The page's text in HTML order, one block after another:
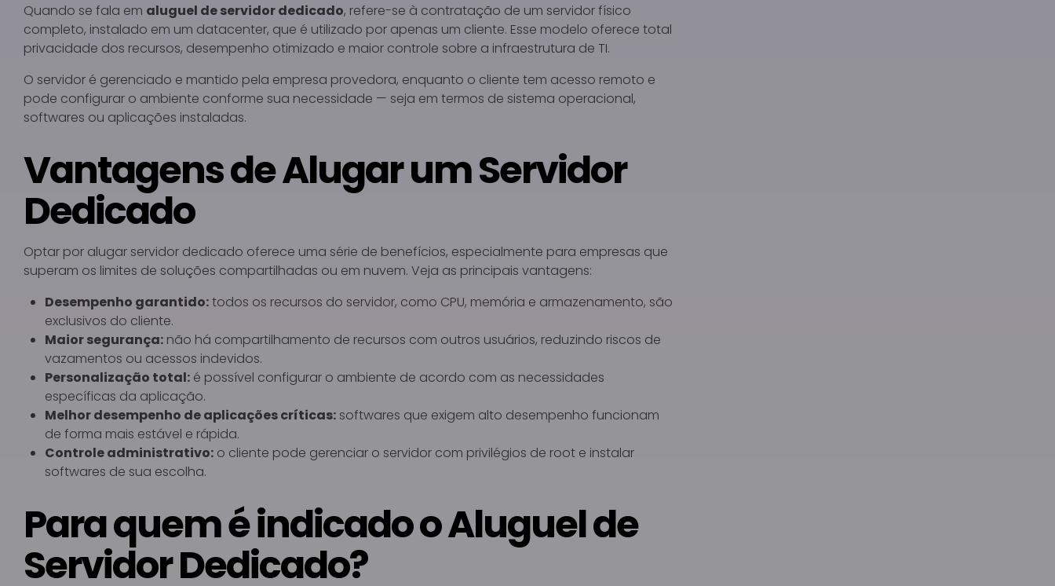
Quando se fala em aluguel de servidor dedicado, refere-se à contratação de um servidor físico
completo, instalado em um datacenter, que é utilizado por apenas um cliente. Esse modelo oferece total
privacidade dos recursos, desempenho otimizado e maior controle sobre a infraestrutura de TI.
O servidor é gerenciado e mantido pela empresa provedora, enquanto o cliente tem acesso remoto e
pode configurar o ambiente conforme sua necessidade — seja em termos de sistema operacional,
softwares ou aplicações instaladas.
Vantagens de Alugar um Servidor
Dedicado
Optar por alugar servidor dedicado oferece uma série de benefícios, especialmente para empresas que
superam os limites de soluções compartilhadas ou em nuvem. Veja as principais vantagens:
Desempenho garantido:todos os recursos do servidor, como CPU, memória e armazenamento, são
exclusivos do cliente.
Maior segurança: não há compartilhamento de recursos com outros usuários, reduzindo riscos de
vazamentos ou acessos indevidos.
Personalização total: é possível configurar o ambiente de acordo com as necessidades
específicas da aplicação.
Melhor desempenho de aplicações críticas: softwares que exigem alto desempenho funcionam
de forma mais estável e rápida.
Controle administrativo: o cliente pode gerenciar o servidor com privilégios de root e instalar
softwares de sua escolha.
Para quem é indicado o Aluguel de
Servidor Dedicado?